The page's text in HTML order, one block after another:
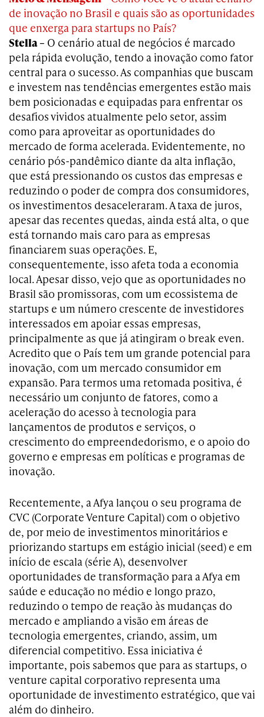
de inovação no Brasil e quais são as oportunidades
que enxerga para startups no País?
Stella – O cenário atual de negócios é marcado
pela rápida evolução, tendo a inovação como fator
central para o sucesso. As companhias que buscam
e investem nas tendências emergentes estão mais
bem posicionadas e equipadas para enfrentar os
desafios vividos atualmente pelo setor, assim
como para aproveitar as oportunidades do
mercado de forma acelerada. Evidentemente, no
cenário pós-pandêmico diante da alta inflação,
que está pressionando os custos das empresas e
reduzindo o poder de compra dos consumidores,
os investimentos desaceleraram. A taxa de juros,
apesar das recentes quedas, ainda está alta, o que
está tornando mais caro para as empresas
financiarem suas operações. E,
consequentemente, isso afeta toda a economia
local. Apesar disso, vejo que as oportunidades no
Brasil são promissoras, com um ecossistema de
startups e um número crescente de investidores
interessados em apoiar essas empresas,
principalmente as que já atingiram o break even.
Acredito que o País tem um grande potencial para
inovação, com um mercado consumidor em
expansão. Para termos uma retomada positiva, é
necessário um conjunto de fatores, como a
aceleração do acesso à tecnologia para
lançamentos de produtos e serviços, o
crescimento do empreendedorismo, e o apoio do
governo e empresas em políticas e programas de
inovação.
Recentemente, a Afya lançou o seu programa de
CVC (Corporate Venture Capital) com o objetivo
de, por meio de investimentos minoritários e
priorizando startups em estágio inicial (seed) e em
início de escala (série A), desenvolver
oportunidades de transformação para a Afya em
saúde e educação no médio e longo prazo,
reduzindo o tempo de reação às mudanças do
mercado e ampliando a visão em áreas de
tecnologia emergentes, criando, assim, um
diferencial competitivo. Essa iniciativa é
importante, pois sabemos que para as startups, o
venture capital corporativo representa uma
oportunidade de investimento estratégico, que vai
além do dinheiro.